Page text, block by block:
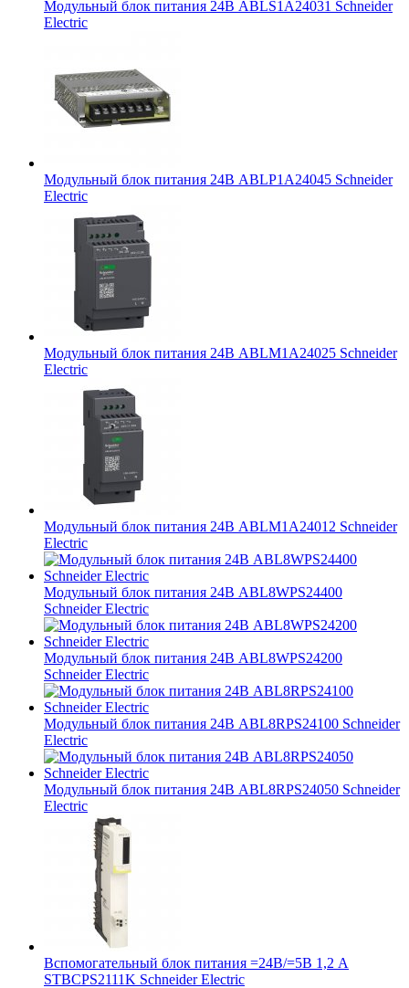
Модульный блок питания 24В ABLS1A24031 Schneider
Electric
Модульный блок питания 24В ABLP1A24045 Schneider
Electric
Модульный блок питания 24В ABLM1A24025 Schneider
Electric
Модульный блок питания 24В ABLM1A24012 Schneider
Electric
Модульный блок питания 24В ABL8WPS24400
Schneider Electric
Модульный блок питания 24В ABL8WPS24200
Schneider Electric
Модульный блок питания 24В ABL8RPS24100 Schneider
Electric
Модульный блок питания 24В ABL8RPS24050 Schneider
Electric
Вспомогательный блок питания =24В/=5В 1,2 А
STBCPS2111K Schneider Electric